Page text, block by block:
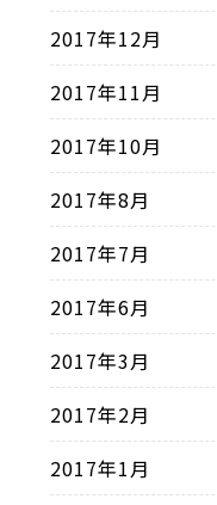
2017年12月
2017年11月
2017年10月
2017年8月
2017年7月
2017年6月
2017年3月
2017年2月
2017年1月